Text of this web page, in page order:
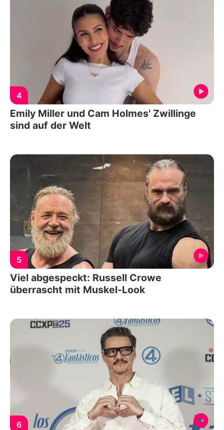
4
Emily Miller und Cam Holmes' Zwillinge
sind auf der Welt
5
Viel abgespeckt: Russell Crowe
überrascht mit Muskel-Look
6